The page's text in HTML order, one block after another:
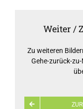
Weiter /
Zu weiteren
Gehe-zurück-